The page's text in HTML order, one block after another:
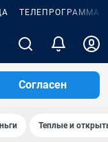
ТЕЛЕПРОГРАММА
Согласен
Теплые и